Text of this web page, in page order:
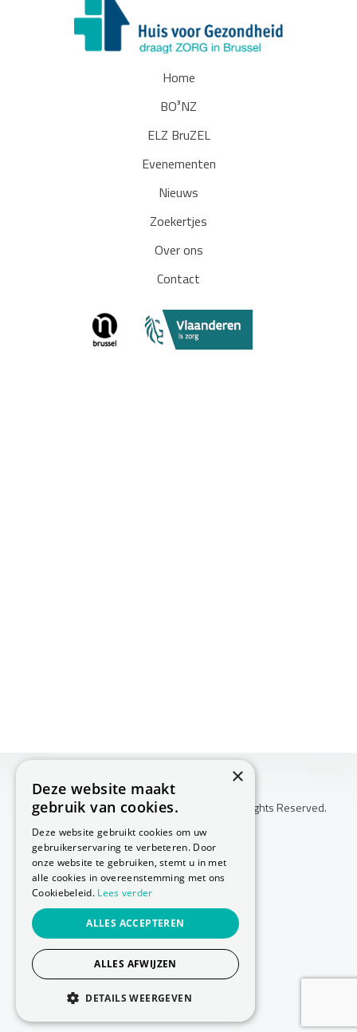
Home
BO³NZ
ELZ BruZEL
Evenementen
Nieuws
Zoekertjes
Over ons
Contact
Copyright © 2026 Huis Voor Gezondheid. All Rights Reserved.
Annuleringsvoorwaarden
-
-
Privacy Policy
Cookie Policy
Website laten maken
door Conversal
×
Deze website maakt
gebruik van cookies.
Deze website gebruikt cookies om uw
gebruikerservaring te verbeteren. Door
onze website te gebruiken, stemt u in met
alle cookies in overeenstemming met ons
Cookiebeleid. Lees verder
ALLES ACCEPTEREN
ALLES AFWIJZEN
DETAILS WEERGEVEN
STRIKT NOODZAKELIJK